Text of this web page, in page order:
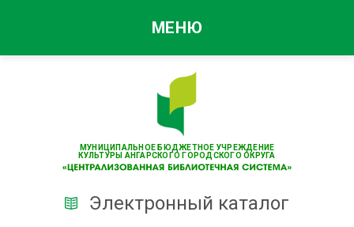
МУНИЦИПАЛЬНОЕ БЮДЖЕТНОЕ УЧРЕЖДЕНИЕ
КУЛЬТУРЫ АНГАРСКОГО ГОРОДСКОГО ОКРУГА
Электронный каталог
МЕНЮ